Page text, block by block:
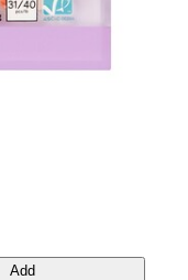
Add